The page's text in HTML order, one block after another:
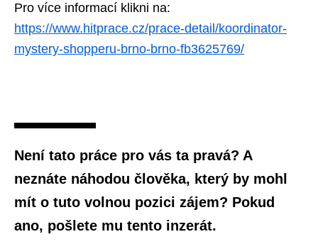
Pro více informací klikni na:
https://www.hitprace.cz/prace-detail/koordinator-
mystery-shopperu-brno-brno-fb3625769/
Není tato práce pro vás ta pravá? A
neznáte náhodou člověka, který by mohl
mít o tuto volnou pozici zájem? Pokud
ano, pošlete mu tento inzerát.